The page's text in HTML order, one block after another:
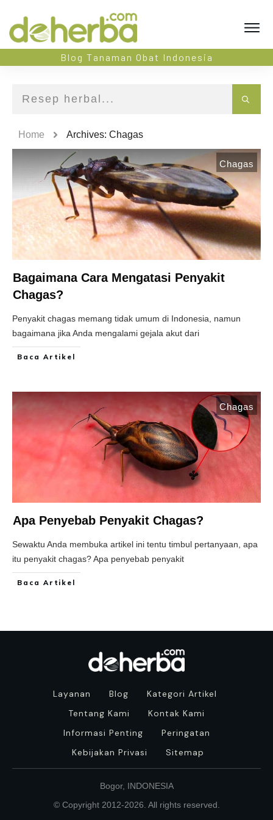
Blog Tanaman Obat Indonesia
Home Archives: Chagas
Chagas
Bagaimana Cara Mengatasi Penyakit
Chagas?
Penyakit chagas memang tidak umum di Indonesia, namun
bagaimana jika Anda mengalami gejala akut dari
Baca Artikel
Chagas
Apa Penyebab Penyakit Chagas?
Sewaktu Anda membuka artikel ini tentu timbul pertanyaan, apa
itu penyakit chagas? Apa penyebab penyakit
Baca Artikel
Layanan Blog
Kategori Artikel
Tentang Kami
Kontak Kami
Informasi Penting
Peringatan
Kebijakan Privasi
Sitemap
Bogor, INDONESIA
© Copyright 2012-2026 . All rights reserved.